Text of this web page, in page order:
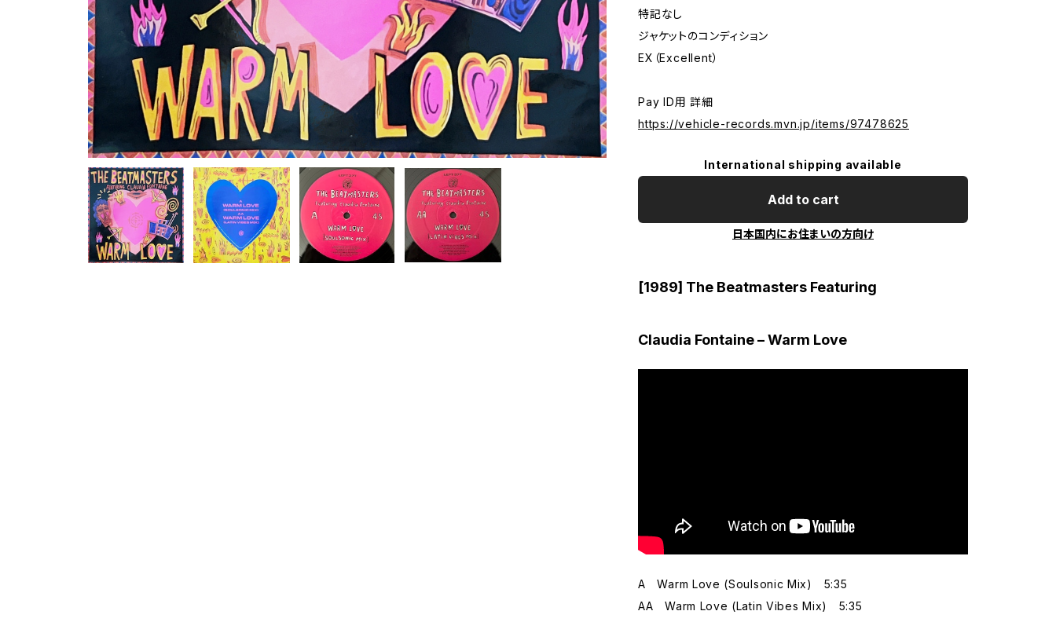
特記なし
ジャケットのコンディション
EX（Excellent）
Pay ID用 詳細
https://vehicle-records.mvn.jp/items/97478625
International shipping available
Add to cart
日本国内にお住まいの方向け
[1989] The Beatmasters Featuring
Claudia Fontaine – Warm Love
A Warm Love (Soulsonic Mix) 5:35
AA Warm Love (Latin Vibes Mix) 5:35